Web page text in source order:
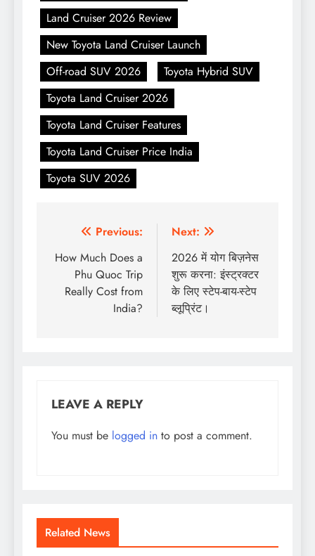
Land Cruiser 2026 Review
New Toyota Land Cruiser Launch
Off-road SUV 2026
Toyota Hybrid SUV
Toyota Land Cruiser 2026
Toyota Land Cruiser Features
Toyota Land Cruiser Price India
Toyota SUV 2026
Post
navigation
Previous:
How Much Does a
Phu Quoc Trip
Really Cost from
India?
Next:
2026 में योग बिज़नेस
शुरू करना: इंस्ट्रक्टर
के लिए स्टेप-बाय-स्टेप
ब्लूप्रिंट।
LEAVE A REPLY
You must be logged in to post a comment.
Related News